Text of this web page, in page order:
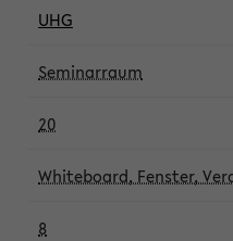
UHG
Seminarraum
20
Whiteboard, Fenster,
8